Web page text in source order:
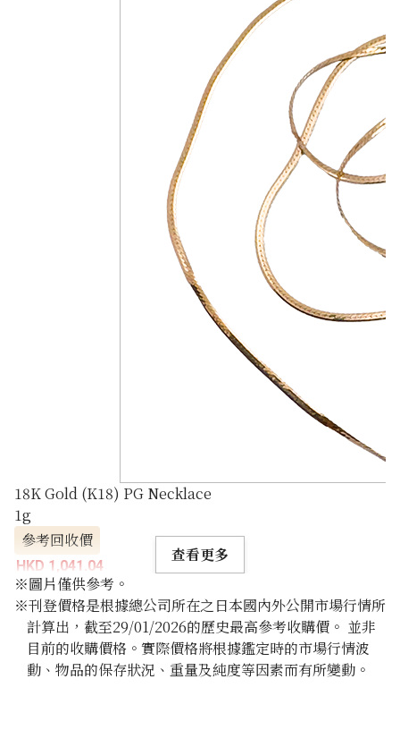
18K Gold (K18) PG Necklace
1g
參考回收價
HKD 1,041.04
查看更多
※圖片僅供參考。
※刊登價格是根據總公司所在之日本國內外公開市場行情所
計算出，截至29/01/2026的歷史最高參考收購價。 並非
目前的收購價格。實際價格將根據鑑定時的市場行情波
動、物品的保存狀況、重量及純度等因素而有所變動。